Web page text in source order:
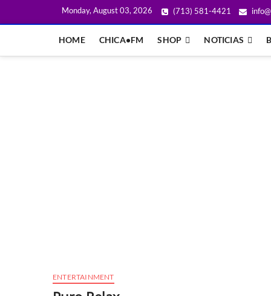
Monday, August 03, 2026 (713) 581-4421
HOME CHICA•FM SHOP NOTICIAS
ENTERTAINMENT